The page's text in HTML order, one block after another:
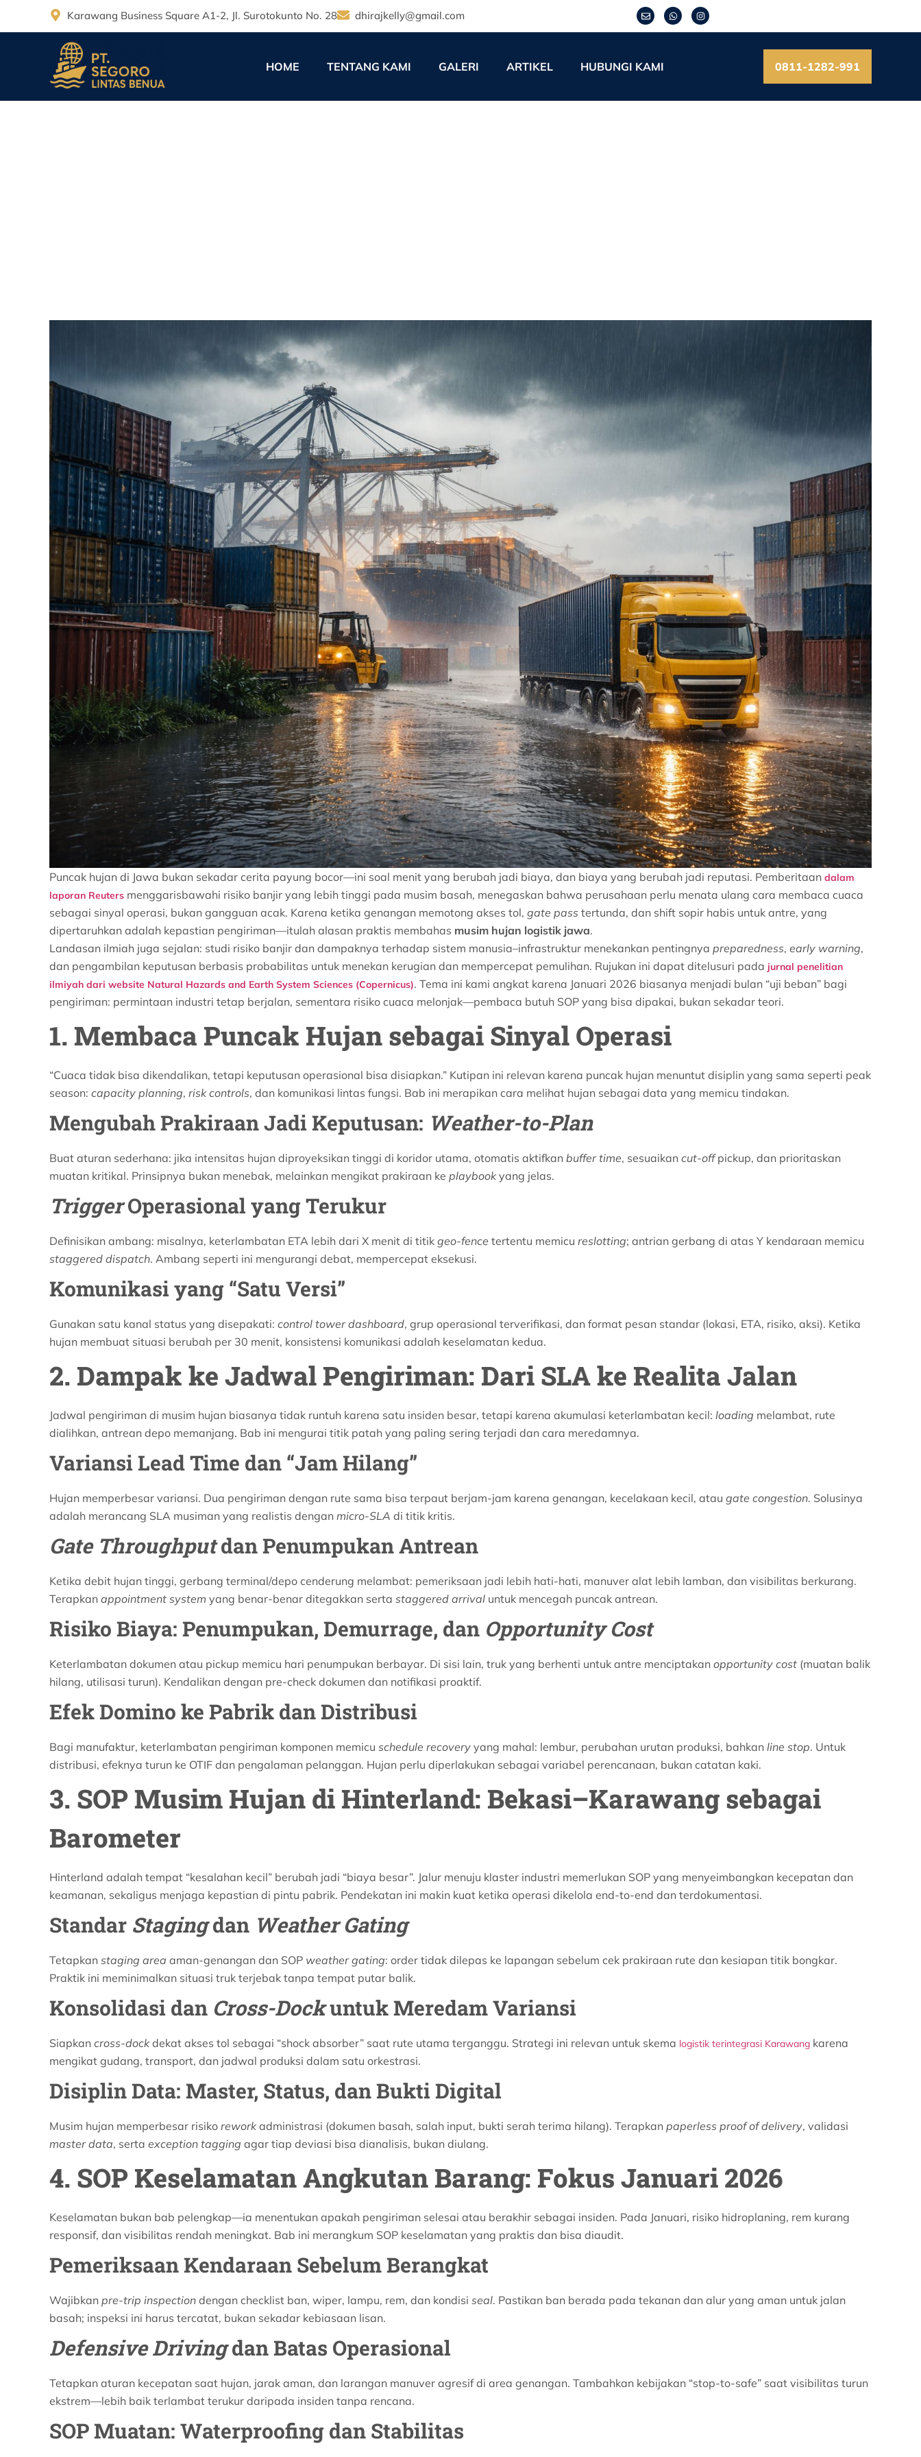
Karawang Business Square A1-2, Jl. Surotokunto No. 28 dhirajkelly@gmail.com
HOME TENTANG KAMI GALERI ARTIKEL HUBUNGI KAMI 0811-1282-991
Puncak hujan di Jawa bukan sekadar cerita payung bocor—ini soal menit yang berubah jadi biaya, dan biaya yang berubah jadi reputasi. Pemberitaan dalam
laporan Reuters menggarisbawahi risiko banjir yang lebih tinggi pada musim basah, menegaskan bahwa perusahaan perlu menata ulang cara membaca cuaca
sebagai sinyal operasi, bukan gangguan acak. Karena ketika genangan memotong akses tol, gate pass tertunda, dan shift sopir habis untuk antre, yang
dipertaruhkan adalah kepastian pengiriman—itulah alasan praktis membahas musim hujan logistik jawa.
Landasan ilmiah juga sejalan: studi risiko banjir dan dampaknya terhadap sistem manusia–infrastruktur menekankan pentingnya preparedness, early warning,
dan pengambilan keputusan berbasis probabilitas untuk menekan kerugian dan mempercepat pemulihan. Rujukan ini dapat ditelusuri pada jurnal penelitian
ilmiyah dari website Natural Hazards and Earth System Sciences (Copernicus). Tema ini kami angkat karena Januari 2026 biasanya menjadi bulan “uji beban” bagi
pengiriman: permintaan industri tetap berjalan, sementara risiko cuaca melonjak—pembaca butuh SOP yang bisa dipakai, bukan sekadar teori.
1. Membaca Puncak Hujan sebagai Sinyal Operasi
“Cuaca tidak bisa dikendalikan, tetapi keputusan operasional bisa disiapkan.” Kutipan ini relevan karena puncak hujan menuntut disiplin yang sama seperti peak
season: capacity planning, risk controls, dan komunikasi lintas fungsi. Bab ini merapikan cara melihat hujan sebagai data yang memicu tindakan.
Mengubah Prakiraan Jadi Keputusan: Weather-to-Plan
Buat aturan sederhana: jika intensitas hujan diproyeksikan tinggi di koridor utama, otomatis aktifkan buffer time, sesuaikan cut-offpickup, dan prioritaskan
muatan kritikal. Prinsipnya bukan menebak, melainkan mengikat prakiraan ke playbook yang jelas.
TriggerOperasional yang Terukur
Definisikan ambang: misalnya, keterlambatan ETA lebih dari X menit di titik geo-fence tertentu memicu reslotting; antrian gerbang di atas Y kendaraan memicu
staggered dispatch. Ambang seperti ini mengurangi debat, mempercepat eksekusi.
Komunikasi yang “Satu Versi”
Gunakan satu kanal status yang disepakati: control tower dashboard, grup operasional terverifikasi, dan format pesan standar (lokasi, ETA, risiko, aksi). Ketika
hujan membuat situasi berubah per 30 menit, konsistensi komunikasi adalah keselamatan kedua.
2. Dampak ke Jadwal Pengiriman: Dari SLA ke Realita Jalan
Jadwal pengiriman di musim hujan biasanya tidak runtuh karena satu insiden besar, tetapi karena akumulasi keterlambatan kecil: loading melambat, rute
dialihkan, antrean depo memanjang. Bab ini mengurai titik patah yang paling sering terjadi dan cara meredamnya.
Variansi Lead Time dan “Jam Hilang”
Hujan memperbesar variansi. Dua pengiriman dengan rute sama bisa terpaut berjam-jam karena genangan, kecelakaan kecil, atau gate congestion. Solusinya
adalah merancang SLA musiman yang realistis dengan micro-SLA di titik kritis.
Gate Throughputdan Penumpukan Antrean
Ketika debit hujan tinggi, gerbang terminal/depo cenderung melambat: pemeriksaan jadi lebih hati-hati, manuver alat lebih lamban, dan visibilitas berkurang.
Terapkan appointment system yang benar-benar ditegakkan serta staggered arrival untuk mencegah puncak antrean.
Risiko Biaya: Penumpukan, Demurrage, dan Opportunity Cost
Keterlambatan dokumen atau pickup memicu hari penumpukan berbayar. Di sisi lain, truk yang berhenti untuk antre menciptakan opportunity cost (muatan balik
hilang, utilisasi turun). Kendalikan dengan pre-check dokumen dan notifikasi proaktif.
Efek Domino ke Pabrik dan Distribusi
Bagi manufaktur, keterlambatan pengiriman komponen memicu schedule recovery yang mahal: lembur, perubahan urutan produksi, bahkan line stop. Untuk
distribusi, efeknya turun ke OTIF dan pengalaman pelanggan. Hujan perlu diperlakukan sebagai variabel perencanaan, bukan catatan kaki.
3. SOP Musim Hujan di Hinterland: Bekasi–Karawang sebagai
Barometer
Hinterland adalah tempat “kesalahan kecil” berubah jadi “biaya besar”. Jalur menuju klaster industri memerlukan SOP yang menyeimbangkan kecepatan dan
keamanan, sekaligus menjaga kepastian di pintu pabrik. Pendekatan ini makin kuat ketika operasi dikelola end-to-end dan terdokumentasi.
Standar Stagingdan Weather Gating
Tetapkan staging area aman-genangan dan SOP weather gating: order tidak dilepas ke lapangan sebelum cek prakiraan rute dan kesiapan titik bongkar.
Praktik ini meminimalkan situasi truk terjebak tanpa tempat putar balik.
Konsolidasi dan Cross-Dockuntuk Meredam Variansi
Siapkan cross-dock dekat akses tol sebagai “shock absorber” saat rute utama terganggu. Strategi ini relevan untuk skema logistik terintegrasi Karawang karena
mengikat gudang, transport, dan jadwal produksi dalam satu orkestrasi.
Disiplin Data: Master, Status, dan Bukti Digital
Musim hujan memperbesar risiko rework administrasi (dokumen basah, salah input, bukti serah terima hilang). Terapkan paperless proof of delivery, validasi
master data, serta exception tagging agar tiap deviasi bisa dianalisis, bukan diulang.
4. SOP Keselamatan Angkutan Barang: Fokus Januari 2026
Keselamatan bukan bab pelengkap—ia menentukan apakah pengiriman selesai atau berakhir sebagai insiden. Pada Januari, risiko hidroplaning, rem kurang
responsif, dan visibilitas rendah meningkat. Bab ini merangkum SOP keselamatan yang praktis dan bisa diaudit.
Pemeriksaan Kendaraan Sebelum Berangkat
Wajibkan pre-trip inspection dengan checklist ban, wiper, lampu, rem, dan kondisi seal. Pastikan ban berada pada tekanan dan alur yang aman untuk jalan
basah; inspeksi ini harus tercatat, bukan sekadar kebiasaan lisan.
Defensive Drivingdan Batas Operasional
Tetapkan aturan kecepatan saat hujan, jarak aman, dan larangan manuver agresif di area genangan. Tambahkan kebijakan “stop-to-safe” saat visibilitas turun
ekstrem—lebih baik terlambat terukur daripada insiden tanpa rencana.
SOP Muatan: Waterproofing dan Stabilitas